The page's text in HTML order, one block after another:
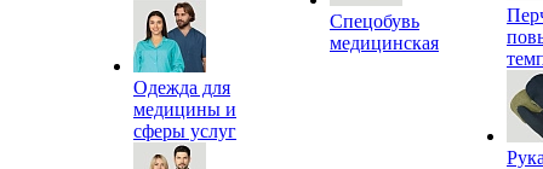
Одежда для
медицины и
сферы услуг
Спецобувь
медицинская